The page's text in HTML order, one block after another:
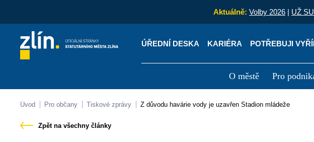
Aktuálně: Volby 2026 | UŽ
ÚŘEDNÍ DESKA KARIÉRA POTŘEBUJI
O městě Pro
Kontakty Úřední deska
Úvod Pro občany Tiskové zprávy Z důvodu havárie vody je uzavřen Stadion mládeže
Zpět na všechny články